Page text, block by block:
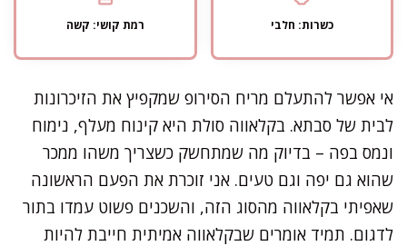
כשרות: חלבי רמת קושי: קשה
אי אפשר להתעלם מריח הסירופ שמקפיץ את הזיכרונות
לבית של סבתא. בקלאווה סולת היא קינוח מעלף, נימוח
ונמס בפה – בדיוק מה שמתחשק כשצריך משהו ממכר
שהוא גם יפה וגם טעים. אני זוכרת את הפעם הראשונה
שאפיתי בקלאווה מהסוג הזה, והשכנים פשוט עמדו בתור
לדגום. תמיד אומרים שבקלאווה אמיתית חייבת להיות